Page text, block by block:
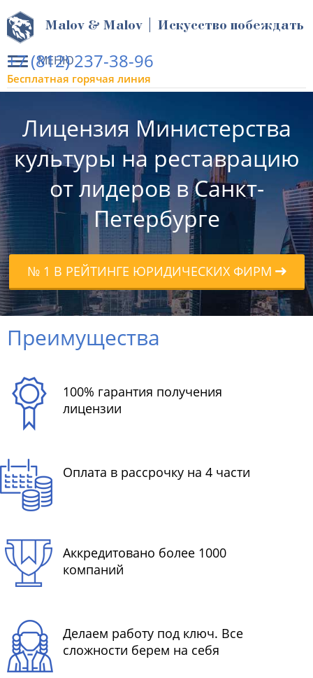
МЕНЮ
Malov & Malov | Искусство побеждать
+7 (812) 237-38-96
Бесплатная горячая линия
Лицензия Министерства
культуры на реставрацию
от лидеров в Санкт-
Петербурге
№ 1 В РЕЙТИНГЕ ЮРИДИЧЕСКИХ ФИРМ
Преимущества
100% гарантия получения
лицензии
Оплата в рассрочку на 4 части
Аккредитовано более 1000
компаний
Делаем работу под ключ. Все
сложности берем на себя